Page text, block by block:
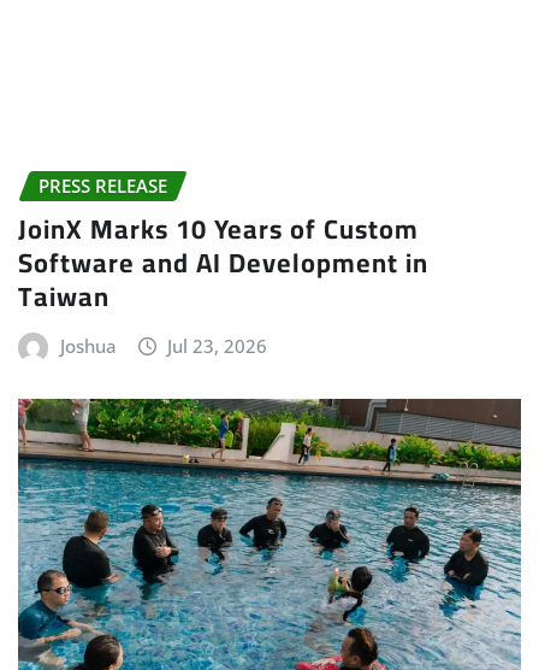
PRESS RELEASE
JoinX Marks 10 Years of Custom
Software and AI Development in
Taiwan
Joshua Jul 23, 2026